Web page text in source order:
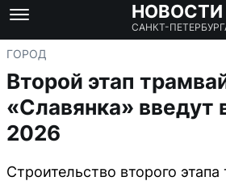
НОВОСТИ
САНКТ-
ГОРОД
Второй этап
«Славянка» введут
2026
Строительство второго